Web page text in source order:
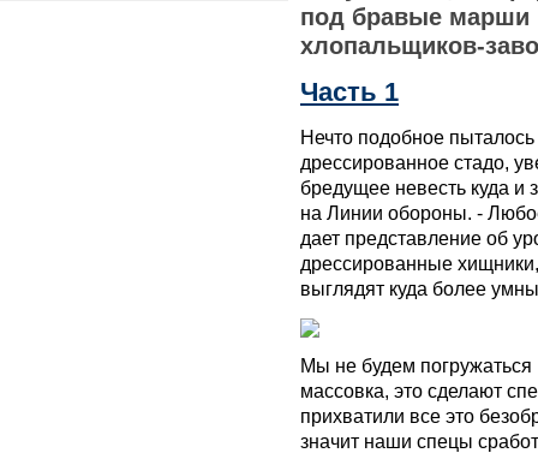
под бравые марши
хлопальщиков-
Часть 1
Нечто подобное
дрессированное стадо,
бредущее невесть куда и
на Линии обороны. -
дает представление об
дрессированные
выглядят куда более
Мы не будем погружаться
массовка, это сделают
прихватили все это
значит наши спецы